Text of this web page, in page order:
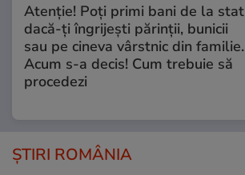
Atenție! Poți primi bani de la stat
dacă-ți îngrijești părinții, bunicii
sau pe cineva vârstnic din familie.
Acum s-a decis! Cum trebuie să
procedezi
ȘTIRI ROMÂNIA